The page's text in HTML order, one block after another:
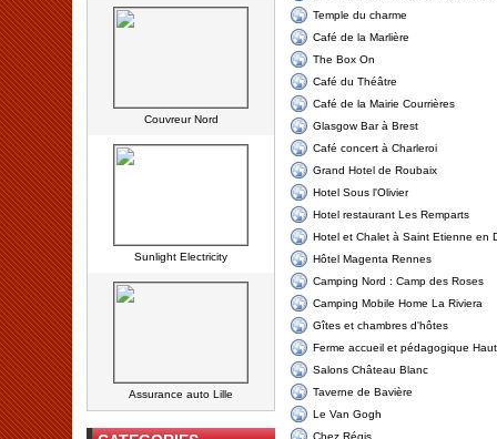
Couvreur Nord
Sunlight Electricity
Assurance auto Lille
Temple du charme
Café de la Marlière
The Box On
Café du Théâtre
Café de la Mairie Courrières
Glasgow Bar à Brest
Café concert à Charleroi
Grand Hotel de Roubaix
Hotel Sous l'Olivier
Hotel restaurant Les Remparts
Hotel et Chalet à Saint Etienne en
Hôtel Magenta Rennes
Camping Nord : Camp des Roses
Camping Mobile Home La Riviera
Gîtes et chambres d'hôtes
Ferme accueil et pédagogique
Salons Château Blanc
Taverne de Bavière
Le Van Gogh
Chez Régis